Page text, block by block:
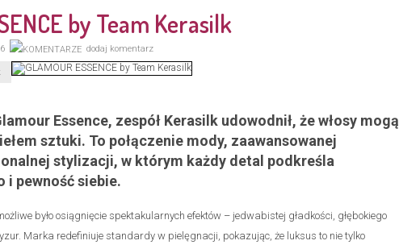
by Team Kerasilk
dodaj komentarz
Essence, zespół Kerasilk udowodnił, że włosy mogą
sztuki. To połączenie mody, zaawansowanej
stylizacji, w którym każdy detal podkreśla
i pewność siebie.
było osiągnięcie spektakularnych efektów – jedwabistej gładkości, głębokiego
Marka redefiniuje standardy w pielęgnacji, pokazując, że luksus to nie tylko